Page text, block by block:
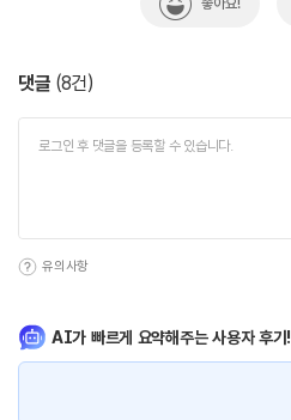
댓글 (8건)
유의사항
AI가 빠르게 요약해주는 사용자 후기!